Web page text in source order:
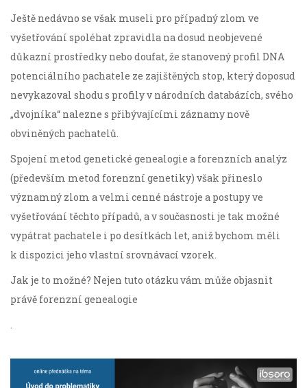
Ještě nedávno se však museli pro případný zlom ve
vyšetřování spoléhat zpravidla na dosud neobjevené
důkazní prostředky nebo doufat, že stanovený profil DNA
potenciálního pachatele ze zajištěných stop, který doposud
nevykazoval shodu s profily v národních databázích, svého
„dvojníka“ nalezne s přibývajícími záznamy nově
obviněných pachatelů.
Spojení metod genetické genealogie a forenzních analýz
(především metod forenzní genetiky) však přineslo
významný zlom a velmi cenné nástroje a postupy ve
vyšetřování těchto případů, a v současnosti je tak možné
vypátrat pachatele i po desítkách let, aniž bychom měli
k dispozici jeho vlastní srovnávací vzorek.
Jak je to možné? Nejen tuto otázku vám může objasnit
právě forenzní genealogie
.